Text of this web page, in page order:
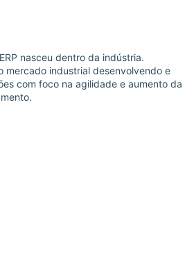
nasceu dentro da indústria.
mercado industrial desenvolvendo e
com foco na agilidade e aumento da